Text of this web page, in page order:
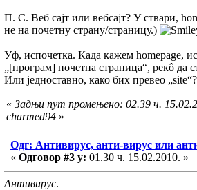
П. С. Веб сајт или вебсајт? У ствари,
не на почетну страну/страницу.)
Уф, испочетка. Када кажем homepage,
„[програм] почетна страница“, рекô да
Или једноставно, како бих превео
« Задњи пут промењено: 02.39 ч.
charmed94 »
Одг: Антивирус, анти-вирус или
« Одговор #3 у: 01.30 ч. 15.02.2010. »
Антивирус.